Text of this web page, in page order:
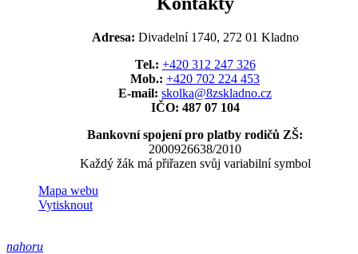
Adresa: Divadelní 1740, 272 01 Kladno
Tel.: +420 312 247 326
Mob.: +420 702 224 453
E-mail: skolka@8zskladno.cz
IČO: 487 07 104
Bankovní spojení pro platby rodičů ZŠ:
2000926638/2010
Každý žák má přiřazen svůj variabilní symbol
Mapa webu
Vytisknout
nahoru